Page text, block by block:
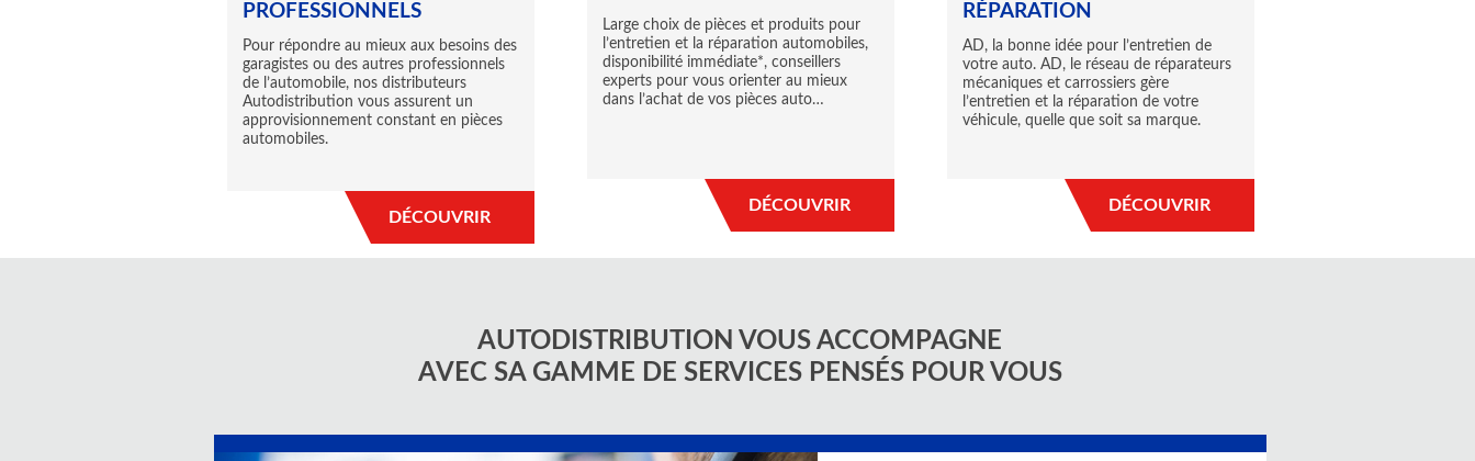
PROFESSIONNELS
Pour répondre au mieux aux besoins des
garagistes ou des autres professionnels
de l’automobile, nos distributeurs
Autodistribution vous assurent un
approvisionnement constant en pièces
automobiles.
DÉCOUVRIR
Large choix de pièces et produits pour
l’entretien et la réparation automobiles,
disponibilité immédiate*, conseillers
experts pour vous orienter au mieux
dans l’achat de vos pièces auto…
DÉCOUVRIR
RÉPARATION
AD, la bonne idée pour l’entretien de
votre auto. AD, le réseau de réparateurs
mécaniques et carrossiers gère
l’entretien et la réparation de votre
véhicule, quelle que soit sa marque.
DÉCOUVRIR
AUTODISTRIBUTION VOUS ACCOMPAGNE
AVEC SA GAMME DE SERVICES PENSÉS POUR VOUS